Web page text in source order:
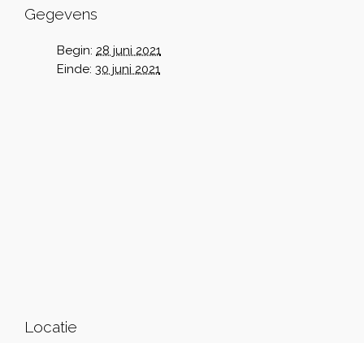
Gegevens
Begin: 28 juni 2021
Einde: 30 juni 2021
Locatie